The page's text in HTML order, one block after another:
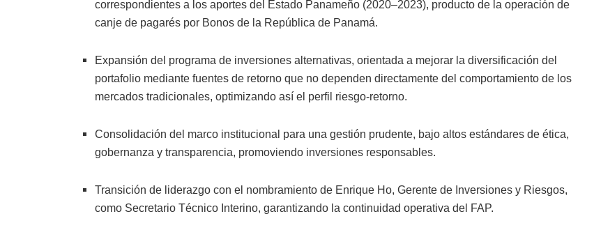
correspondientes a los aportes del Estado Panameño (2020–2023), producto de la operación de
canje de pagarés por Bonos de la República de Panamá.
Expansión del programa de inversiones alternativas, orientada a mejorar la diversificación del
portafolio mediante fuentes de retorno que no dependen directamente del comportamiento de los
mercados tradicionales, optimizando así el perfil riesgo-retorno.
Consolidación del marco institucional para una gestión prudente, bajo altos estándares de ética,
gobernanza y transparencia, promoviendo inversiones responsables.
Transición de liderazgo con el nombramiento de Enrique Ho, Gerente de Inversiones y Riesgos,
como Secretario Técnico Interino, garantizando la continuidad operativa del FAP.